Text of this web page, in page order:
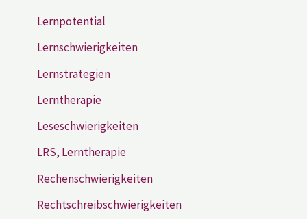
Lernpotential
Lernschwierigkeiten
Lernstrategien
Lerntherapie
Leseschwierigkeiten
LRS, Lerntherapie
Rechenschwierigkeiten
Rechtschreibschwierigkeiten